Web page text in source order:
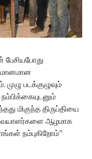
பேசியபோது
முழு படக்குழுவும்
மிகுந்த திருப்தியை
ஆழமாக
நம்புகிறோம்”